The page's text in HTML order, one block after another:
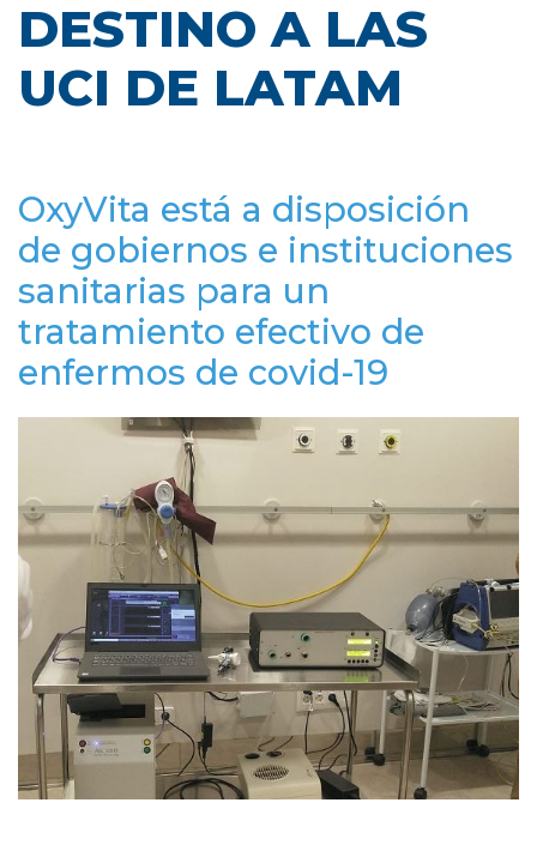
DESTINO A LAS
UCI DE LATAM
OxyVita está a disposición
de gobiernos e instituciones
sanitarias para un
tratamiento efectivo de
enfermos de covid-19